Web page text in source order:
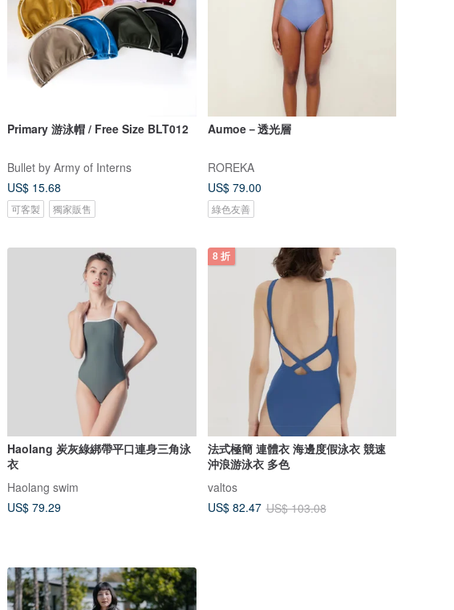
Primary 游泳帽 / Free Size BLT012
Bullet by Army of Interns
US$ 15.68
可客製 獨家販售
Aumoe－透光層
ROREKA
US$ 79.00
綠色友善
Haolang 炭灰綠綁帶平口連身三角泳
衣
Haolang swim
US$ 79.29
8 折
法式極簡 連體衣 海邊度假泳衣 競速
沖浪游泳衣 多色
valtos
US$ 82.47 US$ 103.08